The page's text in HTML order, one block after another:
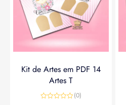
Kit de Artes em PDF 14
Artes T
(0)